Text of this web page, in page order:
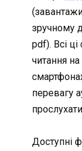
зручному
pdf). Всі
читання
перевагу
Доступні